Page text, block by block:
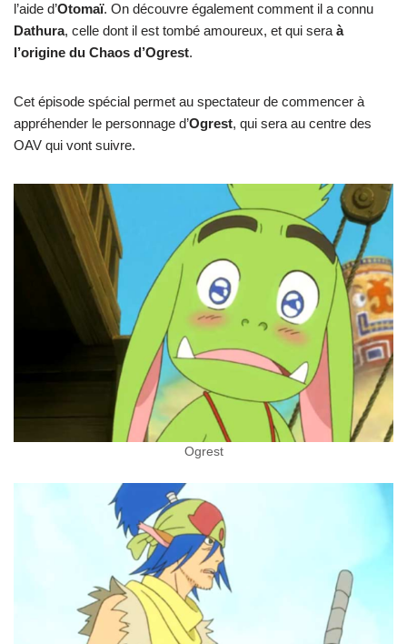
l’aide d’Otomaï. On découvre également comment il a connu
Dathura, celle dont il est tombé amoureux, et qui seraà
l’origine du Chaos d’Ogrest.
Cet épisode spécial permet au spectateur de commencer à
appréhender le personnage d’Ogrest, qui sera au centre des
OAV qui vont suivre.
Ogrest